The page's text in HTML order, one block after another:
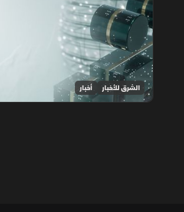
الشرق للأخبار أخبار